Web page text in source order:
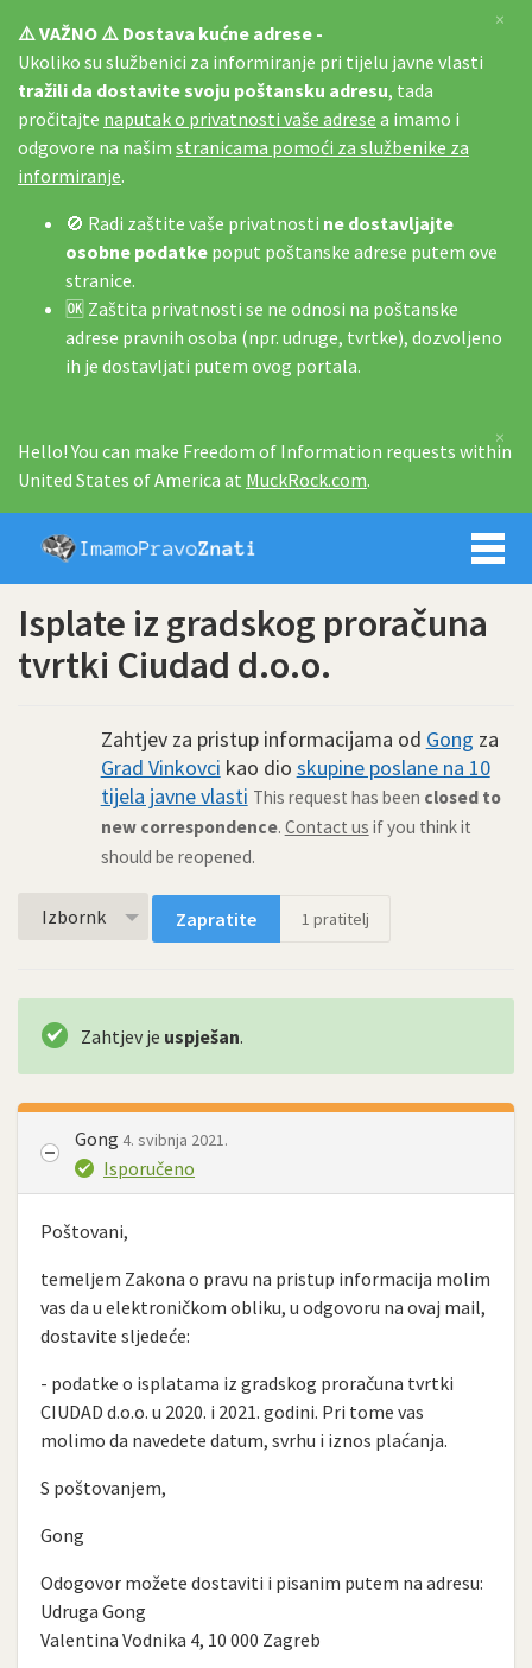
⚠️ VAŽNO ⚠️ Dostava kućne adrese -
Ukoliko su službenici za informiranje pri tijelu javne vlasti
tražili da dostavite svoju poštansku adresu, tada
pročitajte naputak o privatnosti vaše adrese a imamo i
odgovore na našim stranicama pomoći za službenike za
informiranje.
🚫 Radi zaštite vaše privatnosti ne dostavljajte
osobne podatke poput poštanske adrese putem ove
stranice.
🆗 Zaštita privatnosti se ne odnosi na poštanske
adrese pravnih osoba (npr. udruge, tvrtke), dozvoljeno
ih je dostavljati putem ovog portala.
×
Hello! You can make Freedom of Information requests within
United States of America at MuckRock.com.
×
Imamo
Isplate iz gradskog proračuna
tvrtki Ciudad d.o.o.
Zahtjev za pristup informacijama od Gong za
Grad Vinkovci kao dio skupine poslane na 10
tijela javne vlasti This request has been closed to
new correspondence. Contact us if you think it
should be reopened.
Izbornk Zapratite 1 pratitelj
Zahtjev je uspješan.
Gong 4. svibnja 2021.
Isporučeno
Poštovani,
temeljem Zakona o pravu na pristup informacija molim
vas da u elektroničkom obliku, u odgovoru na ovaj mail,
dostavite sljedeće:
- podatke o isplatama iz gradskog proračuna tvrtki
CIUDAD d.o.o. u 2020. i 2021. godini. Pri tome vas
molimo da navedete datum, svrhu i iznos plaćanja.
S poštovanjem,
Gong
Odogovor možete dostaviti i pisanim putem na adresu:
Udruga Gong
Valentina Vodnika 4, 10 000 Zagreb